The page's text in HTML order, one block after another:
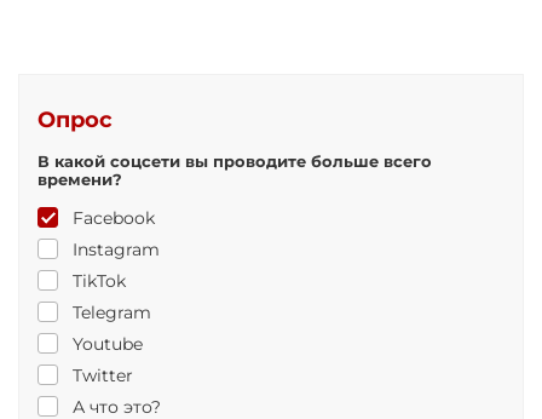
Опрос
В какой соцсети вы проводите больше всего
времени?
Facebook
Instagram
TikTok
Telegram
Youtube
Twitter
А что это?